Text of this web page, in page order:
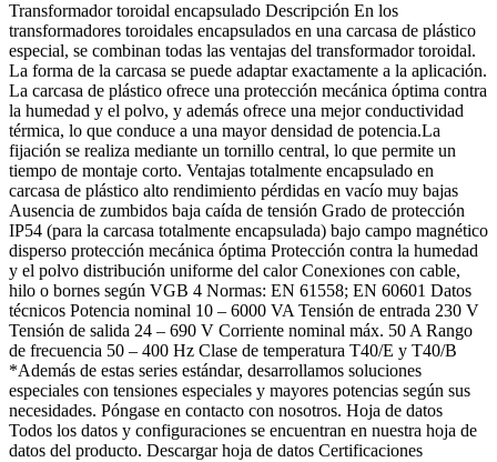
Transformador toroidal encapsulado Descripción En los
transformadores toroidales encapsulados en una carcasa de plástico
especial, se combinan todas las ventajas del transformador toroidal.
La forma de la carcasa se puede adaptar exactamente a la aplicación.
La carcasa de plástico ofrece una protección mecánica óptima contra
la humedad y el polvo, y además ofrece una mejor conductividad
térmica, lo que conduce a una mayor densidad de potencia.La
fijación se realiza mediante un tornillo central, lo que permite un
tiempo de montaje corto. Ventajas totalmente encapsulado en
carcasa de plástico alto rendimiento pérdidas en vacío muy bajas
Ausencia de zumbidos baja caída de tensión Grado de protección
IP54 (para la carcasa totalmente encapsulada) bajo campo magnético
disperso protección mecánica óptima Protección contra la humedad
y el polvo distribución uniforme del calor Conexiones con cable,
hilo o bornes según VGB 4 Normas: EN 61558; EN 60601 Datos
técnicos Potencia nominal 10 – 6000 VA Tensión de entrada 230 V
Tensión de salida 24 – 690 V Corriente nominal máx. 50 A Rango
de frecuencia 50 – 400 Hz Clase de temperatura T40/E y T40/B
*Además de estas series estándar, desarrollamos soluciones
especiales con tensiones especiales y mayores potencias según sus
necesidades. Póngase en contacto con nosotros. Hoja de datos
Todos los datos y configuraciones se encuentran en nuestra hoja de
datos del producto. Descargar hoja de datos Certificaciones